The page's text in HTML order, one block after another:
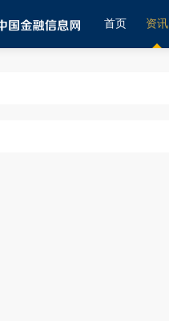
首页 资讯